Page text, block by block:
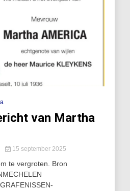
van Martha
15 september 2025
te vergroten. Bron